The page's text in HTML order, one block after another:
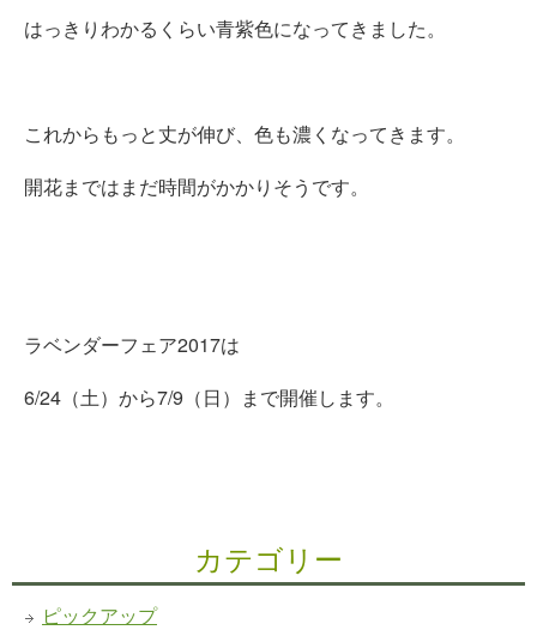
はっきりわかるくらい青紫色になってきました。
これからもっと丈が伸び、色も濃くなってきます。
開花まではまだ時間がかかりそうです。
ラベンダーフェア2017は
6/24（土）から7/9（日）まで開催します。
カテゴリー
ピックアップ